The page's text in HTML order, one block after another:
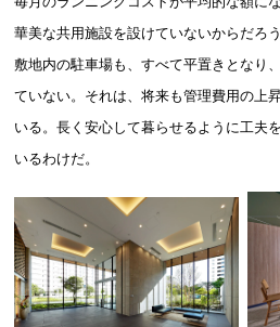
華美な共用施設を設けていないからだろう
敷地内の駐車場も、すべて平置きとなり
ていない。それは、将来も管理費用の上
いる。長く安心して暮らせるように工夫
いるわけだ。